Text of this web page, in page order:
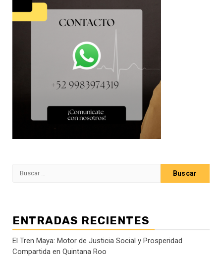
Buscar:
ENTRADAS RECIENTES
El Tren Maya: Motor de Justicia Social y Prosperidad
Compartida en Quintana Roo